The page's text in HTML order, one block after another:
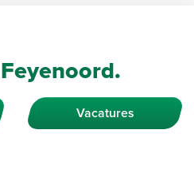
Feyenoord.
Vacatures